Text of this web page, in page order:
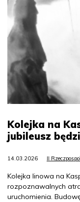
Kolejka na
jubileusz
14.03.2026 II
Kolejka linowa na
rozpoznawalnych
uruchomienia.